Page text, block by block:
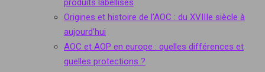
produits labellisés
Origines et histoire de l’AOC : du XVIIIe siècle à
aujourd’hui
AOC et AOP en europe : quelles différences et
quelles protections ?